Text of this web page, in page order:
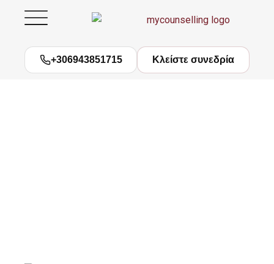
+306943851715 Κλείστε συνεδρία